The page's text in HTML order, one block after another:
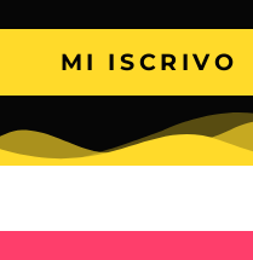
MI ISCRIVO